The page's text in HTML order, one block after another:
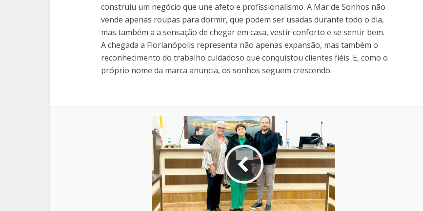
construiu um negócio que une afeto e profissionalismo. A Mar de Sonhos não
vende apenas roupas para dormir, que podem ser usadas durante todo o dia,
mas também a a sensação de chegar em casa, vestir conforto e se sentir bem.
A chegada a Florianópolis representa não apenas expansão, mas também o
reconhecimento do trabalho cuidadoso que conquistou clientes fiéis. E, como o
próprio nome da marca anuncia, os sonhos seguem crescendo.